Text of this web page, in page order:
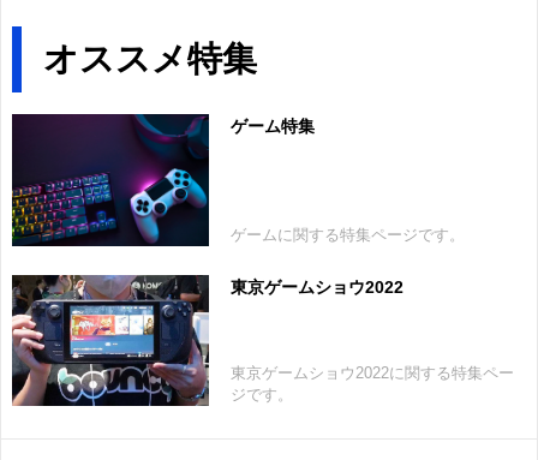
オススメ特集
ゲーム特集
ゲームに関する特集ページです。
東京ゲームショウ2022
東京ゲームショウ2022に関する特集ペー
ジです。